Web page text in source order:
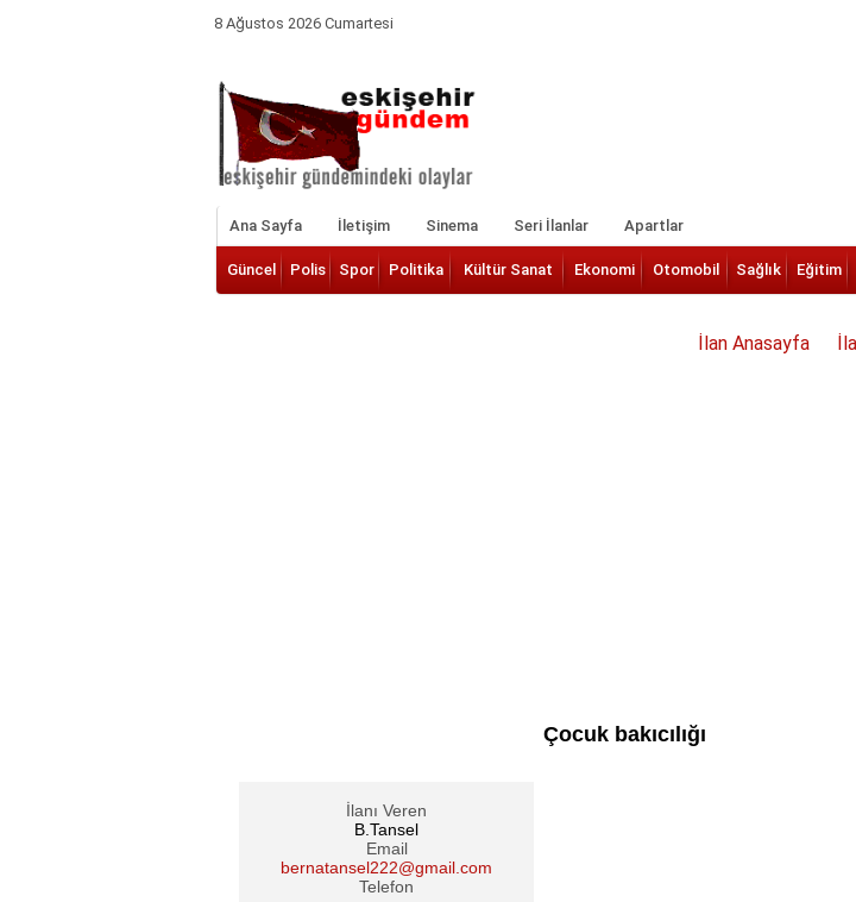
8 Ağustos 2026 Cumartesi
Ana Sayfa İletişim Sinema Seri İlanlar Apartlar
Güncel Polis Spor Politika Kültür Sanat Ekonomi Otomobil Sağlık Eğitim
İlan Anasayfa
Çocuk bakıcılığı
İlanı Veren
B.Tansel
Email
bernatansel222@gmail.com
Telefon